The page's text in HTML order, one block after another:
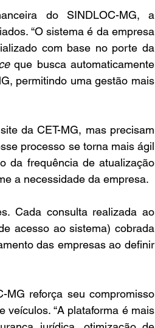
do SINDLOC-MG, a
“O sistema é da empresa
com base no porte da
que busca automaticamente
permitindo uma gestão mais
da CET-MG, mas precisam
processo se torna mais ágil
da frequência de atualização
a necessidade da empresa.
Cada consulta realizada ao
acesso ao sistema) cobrada
das empresas ao definir
MG reforça seu compromisso
veículos. “A plataforma é mais